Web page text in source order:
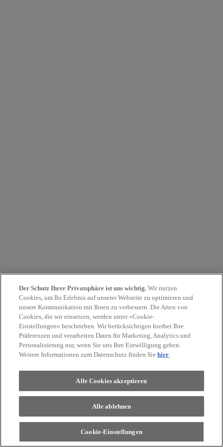
Der Schutz Ihrer Privatsphäre ist uns wichtig. Wir nutzen
Cookies, um Ihr Erlebnis auf unserer Webseite zu optimieren und
unsere Kommunikation mit Ihnen zu verbessern. Die Arten von
Cookies, die wir einsetzen, werden unter «Cookie-
Einstellungen» beschrieben. Wir berücksichtigen hierbei Ihre
Präferenzen und verarbeiten Daten für Marketing, Analytics und
Personalisierung nur, wenn Sie uns Ihre Einwilligung geben.
Weitere Informationen zum Datenschutz finden Siehier.
Cookie-Einstellungen
Alle ablehnen
Alle Cookies akzeptieren